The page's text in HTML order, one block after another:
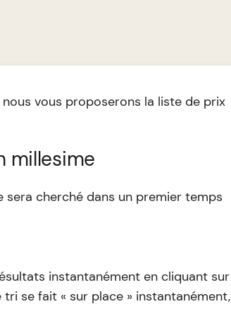
vous proposerons la liste de prix
millesime
sera cherché dans un premier temps
instantanément en cliquant sur
tri se fait « sur place » instantanément,